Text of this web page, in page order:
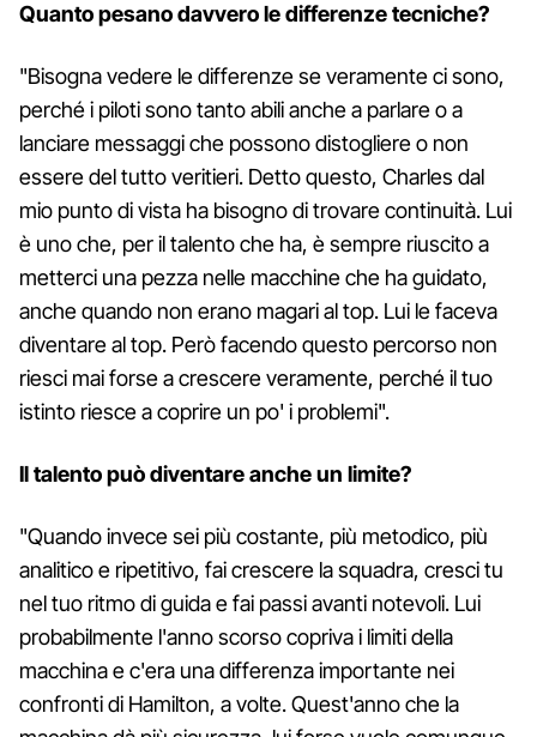
Quanto pesano davvero le differenze tecniche?
"Bisogna vedere le differenze se veramente ci sono,
perché i piloti sono tanto abili anche a parlare o a
lanciare messaggi che possono distogliere o non
essere del tutto veritieri. Detto questo, Charles dal
mio punto di vista ha bisogno di trovare continuità. Lui
è uno che, per il talento che ha, è sempre riuscito a
metterci una pezza nelle macchine che ha guidato,
anche quando non erano magari al top. Lui le faceva
diventare al top. Però facendo questo percorso non
riesci mai forse a crescere veramente, perché il tuo
istinto riesce a coprire un po' i problemi".
Il talento può diventare anche un limite?
"Quando invece sei più costante, più metodico, più
analitico e ripetitivo, fai crescere la squadra, cresci tu
nel tuo ritmo di guida e fai passi avanti notevoli. Lui
probabilmente l'anno scorso copriva i limiti della
macchina e c'era una differenza importante nei
confronti di Hamilton, a volte. Quest'anno che la